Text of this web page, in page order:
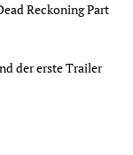
Reckoning Part
der erste Trailer